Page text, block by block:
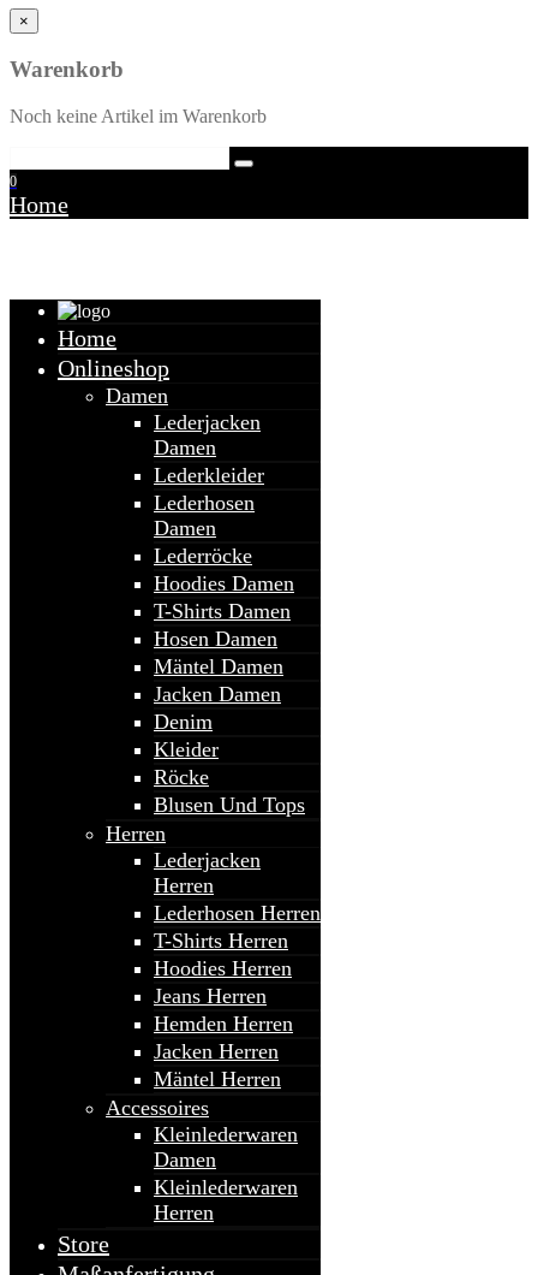
×
Warenkorb
Noch keine Artikel im Warenkorb
0
Home
Home
Onlineshop
Damen
Lederjacken
Damen
Lederkleider
Lederhosen
Damen
Lederröcke
Hoodies Damen
T-Shirts Damen
Hosen Damen
Mäntel Damen
Jacken Damen
Denim
Kleider
Röcke
Blusen Und Tops
Herren
Lederjacken
Herren
Lederhosen Herren
T-Shirts Herren
Hoodies Herren
Jeans Herren
Hemden Herren
Jacken Herren
Mäntel Herren
Accessoires
Kleinlederwaren
Damen
Kleinlederwaren
Herren
Store